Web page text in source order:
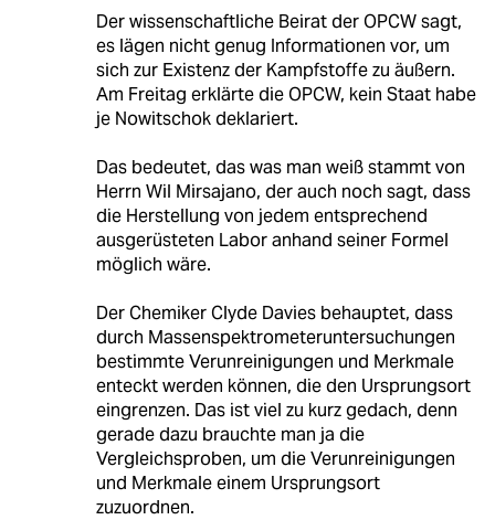
Der wissenschaftliche Beirat der OPCW sagt,
es lägen nicht genug Informationen vor, um
sich zur Existenz der Kampfstoffe zu äußern.
Am Freitag erklärte die OPCW, kein Staat habe
je Nowitschok deklariert.
Das bedeutet, das was man weiß stammt von
Herrn Wil Mirsajano, der auch noch sagt, dass
die Herstellung von jedem entsprechend
ausgerüsteten Labor anhand seiner Formel
möglich wäre.
Der Chemiker Clyde Davies behauptet, dass
durch Massenspektrometeruntersuchungen
bestimmte Verunreinigungen und Merkmale
enteckt werden können, die den Ursprungsort
eingrenzen. Das ist viel zu kurz gedach, denn
gerade dazu brauchte man ja die
Vergleichsproben, um die Verunreinigungen
und Merkmale einem Ursprungsort
zuzuordnen.